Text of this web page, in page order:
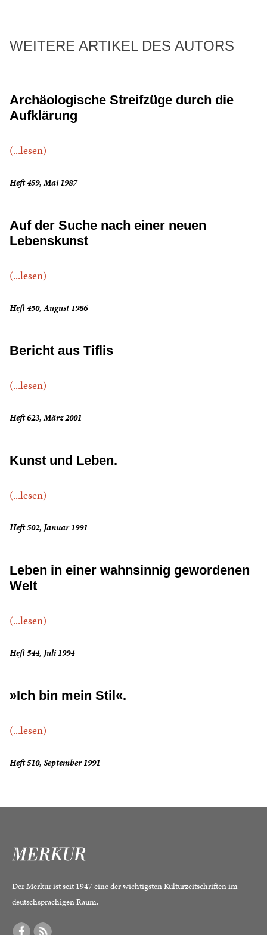
WEITERE ARTIKEL DES AUTORS
Archäologische Streifzüge durch die
Aufklärung
(...lesen)
Heft 459, Mai 1987
Auf der Suche nach einer neuen
Lebenskunst
(...lesen)
Heft 450, August 1986
Bericht aus Tiflis
(...lesen)
Heft 623, März 2001
Kunst und Leben.
(...lesen)
Heft 502, Januar 1991
Leben in einer wahnsinnig gewordenen
Welt
(...lesen)
Heft 544, Juli 1994
»Ich bin mein Stil«.
(...lesen)
Heft 510, September 1991
Der Merkur ist seit 1947 eine der wichtigsten Kulturzeitschriften im
deutschsprachigen Raum.